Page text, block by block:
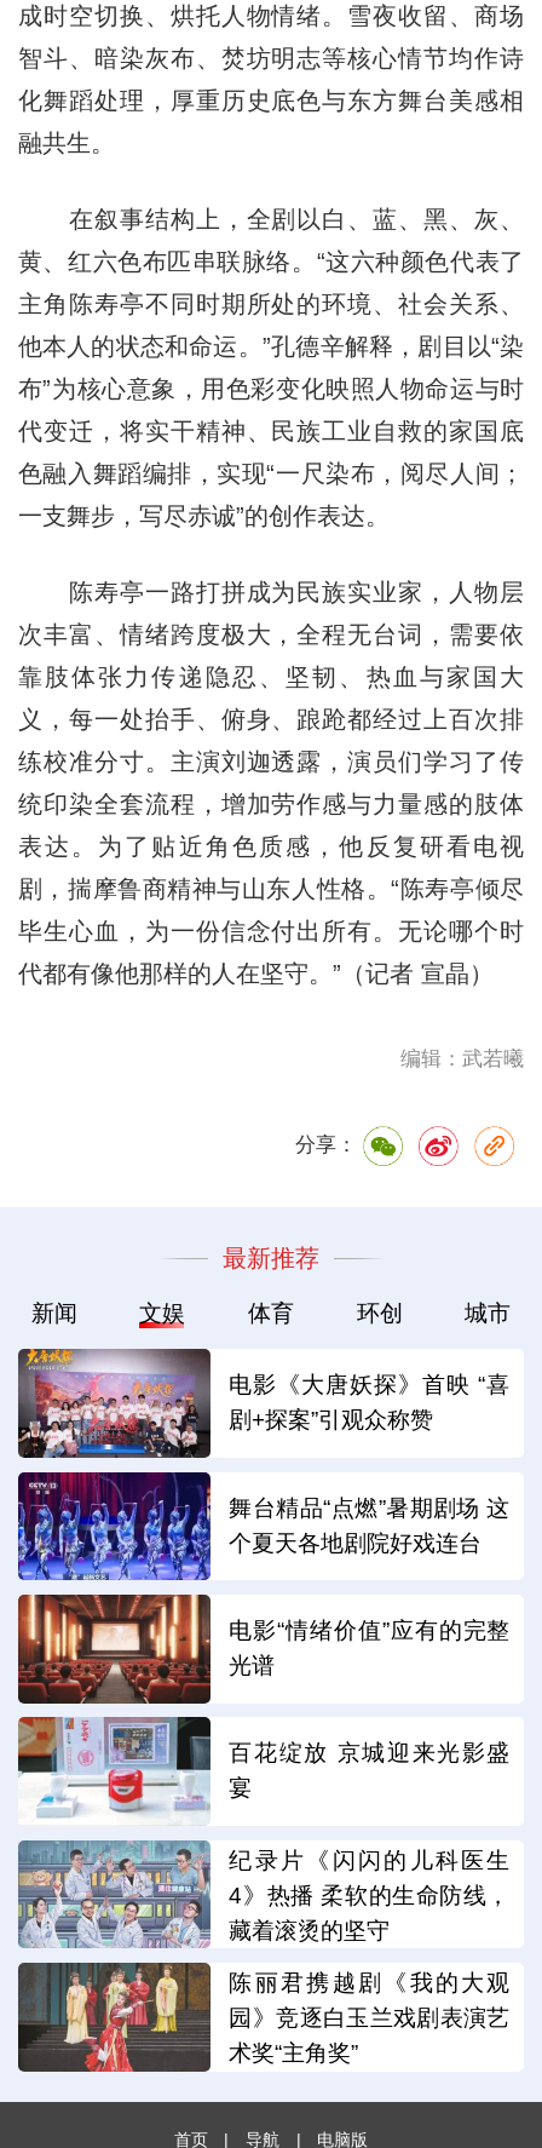
成时空切换、烘托人物情绪。雪夜收留、商场
智斗、暗染灰布、焚坊明志等核心情节均作诗
化舞蹈处理，厚重历史底色与东方舞台美感相
融共生。
在叙事结构上，全剧以白、蓝、黑、灰、
黄、红六色布匹串联脉络。“这六种颜色代表了
主角陈寿亭不同时期所处的环境、社会关系、
他本人的状态和命运。”孔德辛解释，剧目以“染
布”为核心意象，用色彩变化映照人物命运与时
代变迁，将实干精神、民族工业自救的家国底
色融入舞蹈编排，实现“一尺染布，阅尽人间；
一支舞步，写尽赤诚”的创作表达。
陈寿亭一路打拼成为民族实业家，人物层
次丰富、情绪跨度极大，全程无台词，需要依
靠肢体张力传递隐忍、坚韧、热血与家国大
义，每一处抬手、俯身、踉跄都经过上百次排
练校准分寸。主演刘迦透露，演员们学习了传
统印染全套流程，增加劳作感与力量感的肢体
表达。为了贴近角色质感，他反复研看电视
剧，揣摩鲁商精神与山东人性格。“陈寿亭倾尽
毕生心血，为一份信念付出所有。无论哪个时
代都有像他那样的人在坚守。”（记者 宣晶）
编辑：武若曦
分享：
最新推荐
新闻 文娱 体育 环创 城市
电影《大唐妖探》首映 “喜
剧+探案”引观众称赞
舞台精品“点燃”暑期剧场 这
个夏天各地剧院好戏连台
电影“情绪价值”应有的完整
光谱
百花绽放 京城迎来光影盛
宴
纪录片《闪闪的儿科医生
4》热播 柔软的生命防线，
藏着滚烫的坚守
陈丽君携越剧《我的大观
园》竞逐白玉兰戏剧表演艺
术奖“主角奖”
首页 | 导航 | 电脑版